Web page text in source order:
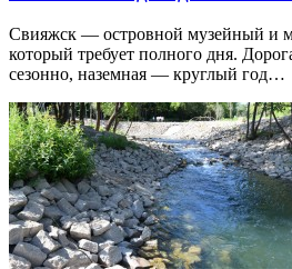
Свияжск — островной музейный и
который требует полного дня.
сезонно, наземная — круглый год…